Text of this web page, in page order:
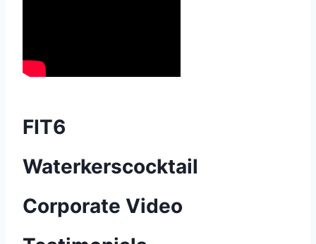
FIT6
Waterkerscocktail
Corporate Video